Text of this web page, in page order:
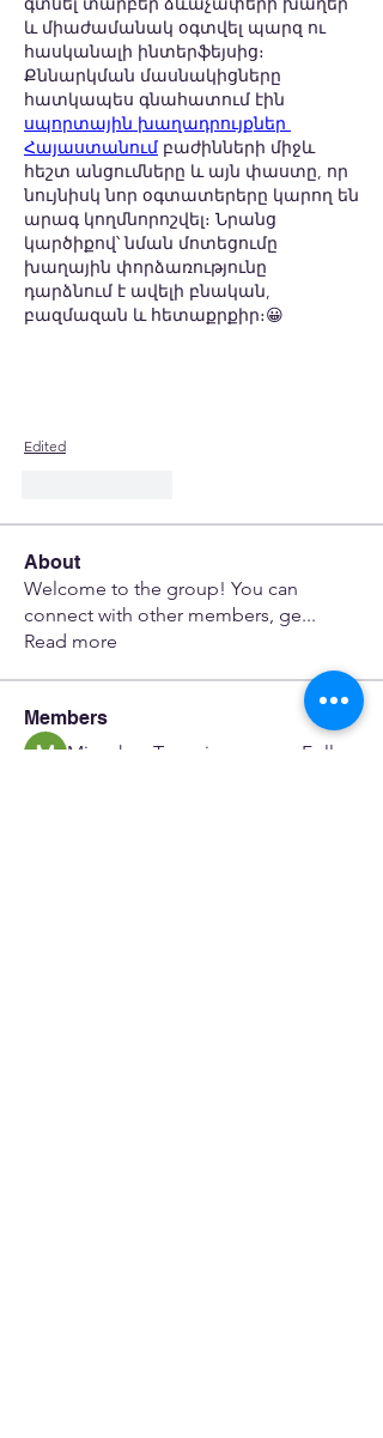
և միաժամանակ օգտվել պարզ ու
հասկանալի ինտերֆեյսից։
Քննարկման մասնակիցները
սպորտային խաղադրույքներ
Հայաստանում բաժինների միջև
հեշտ անցումները և այն փաստը, որ
նույնիսկ նոր օգտատերերը կարող են
արագ կողմնորոշվել։ Նրանց
կարծիքով՝ նման մոտեցումը
խաղային փորձառությունը
դարձնում է ավելի բնական,
բազմազան և հետաքրքիր։😀
Edited
About
Welcome to the group! You can
connect with other members, ge...
Read more
Members
Minaches Terami
Follow